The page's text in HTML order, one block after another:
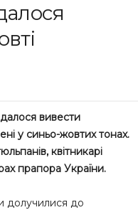
вивести
у синьо-жовтих тонах.
квітникарі
прапора України.
долучилися до